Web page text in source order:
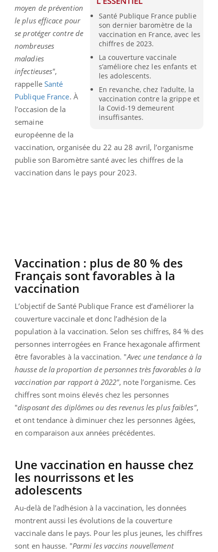
Santé Publique France publie
son dernier baromètre de la
vaccination en France, avec les
chiffres de 2023.
La couverture vaccinale
s’améliore chez les enfants et
les adolescents.
En revanche, chez l’adulte, la
vaccination contre la grippe et
la Covid-19 demeurent
insuffisantes.
moyen de prévention
le plus efficace pour
se protéger contre de
nombreuses
maladies
infectieuses",
rappelle Santé
Publique France. À
l’occasion de la
semaine
européenne de la
vaccination, organisée du 22 au 28 avril, l’organisme
publie son Baromètre santé avec les chiffres de la
vaccination dans le pays pour 2023.
Vaccination : plus de 80 % des
Français sont favorables à la
vaccination
L’objectif de Santé Publique France est d’améliorer la
couverture vaccinale et donc l’adhésion de la
population à la vaccination. Selon ses chiffres, 84 % des
personnes interrogées en France hexagonale affirment
être favorables à la vaccination. "Avec une tendance à la
hausse de la proportion de personnes très favorables à la
vaccination par rapport à 2022", note l’organisme. Ces
chiffres sont moins élevés chez les personnes
"disposant des diplômes ou des revenus les plus faibles",
et ont tendance à diminuer chez les personnes âgées,
en comparaison aux années précédentes.
Une vaccination en hausse chez
les nourrissons et les
adolescents
Au-delà de l’adhésion à la vaccination, les données
montrent aussi les évolutions de la couverture
vaccinale dans le pays. Pour les plus jeunes, les chiffres
sont en hausse. "Parmi les vaccins nouvellement